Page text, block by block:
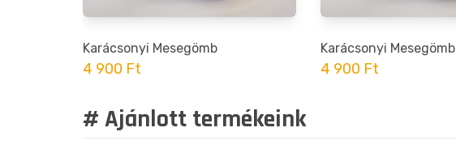
Karácsonyi Mesegömb
4 900 Ft
Karácsonyi Mesegömb
4 900 Ft
# Ajánlott termékeink